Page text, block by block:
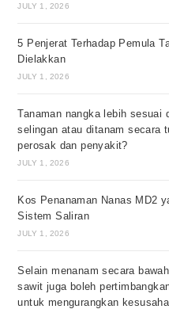
JULY 1, 2026
5 Penjerat Terhadap Pemula
Dielakkan
JULY 1, 2026
Tanaman nangka lebih sesuai
selingan atau ditanam secara
perosak dan penyakit?
JULY 1, 2026
Kos Penanaman Nanas MD2
Sistem Saliran
JULY 1, 2026
Selain menanam secara
sawit juga boleh
untuk mengurangkan